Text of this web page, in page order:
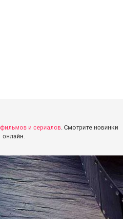
и сериалов. Смотрите новинки
онлайн.